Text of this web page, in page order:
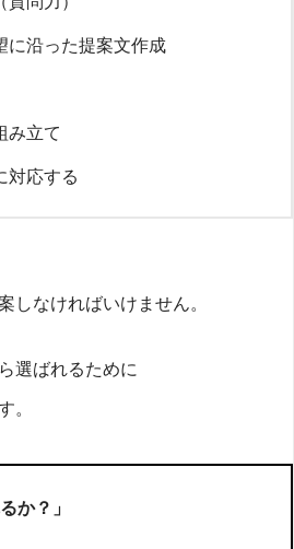
に沿った提案文作成
み立て
対応する
しなければいけません。
選ばれるために
。
か？」